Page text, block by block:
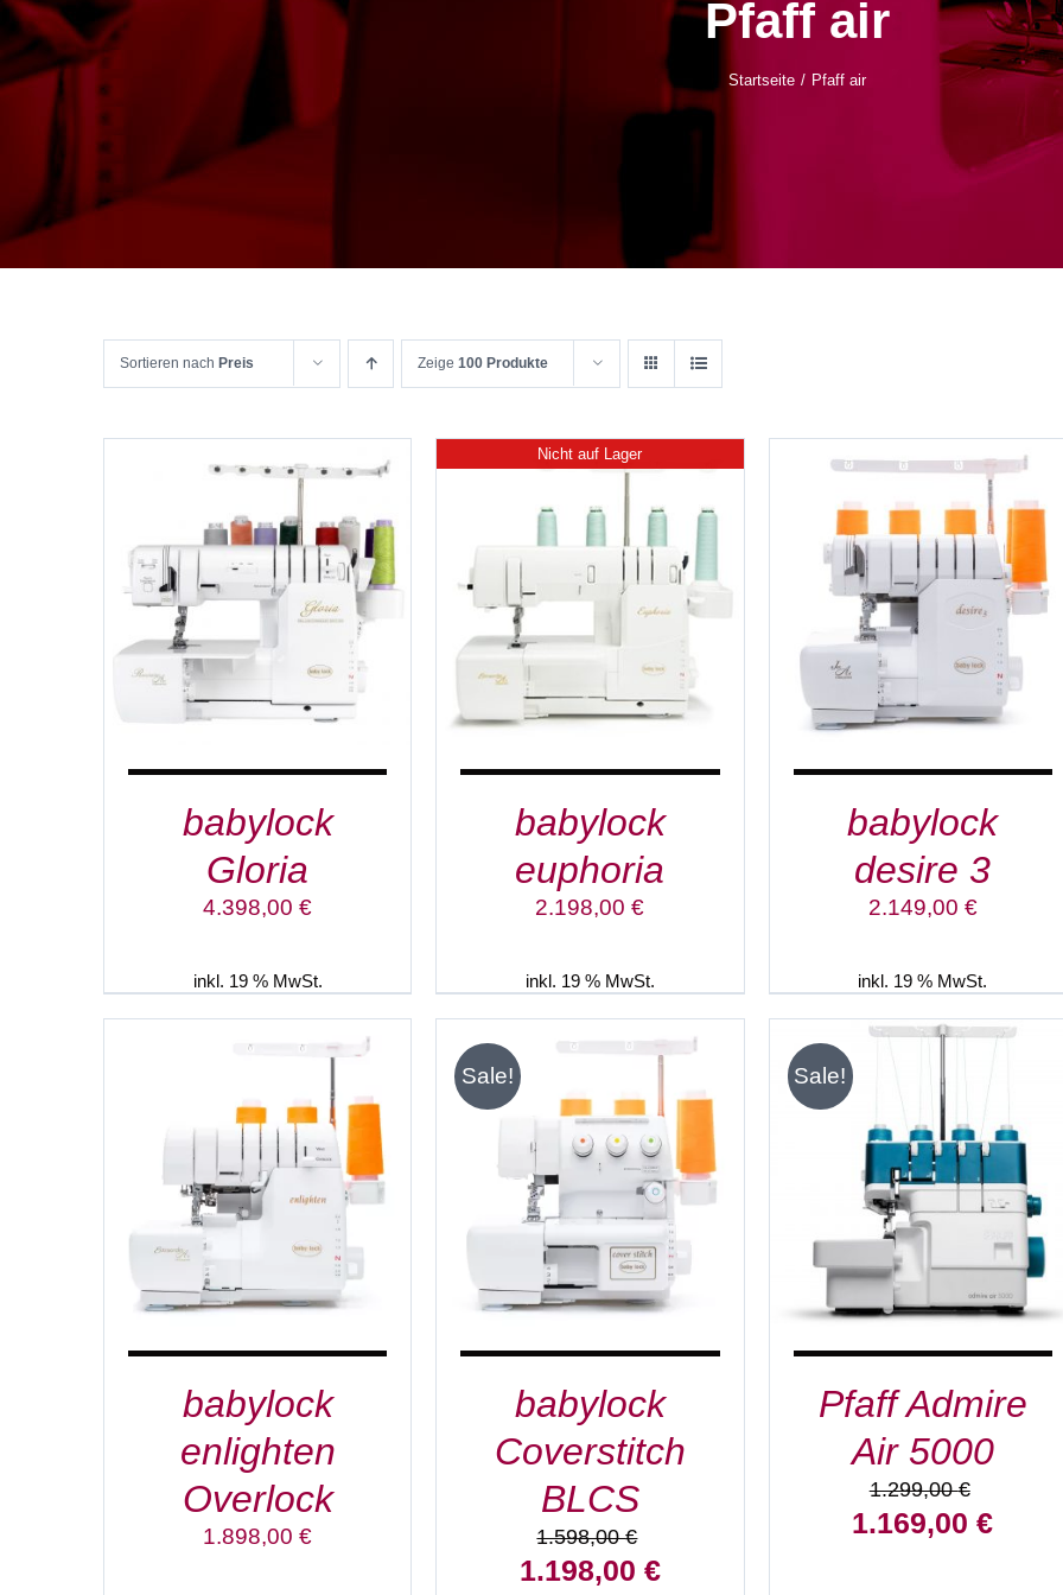
Pfaff air
Startseite Pfaff air
Sortieren nach Preis Zeige 100 Produkte
IN DEN WARENKORB
/
DETAILS
babylock
Gloria
4.398,00€
inkl. 19 % MwSt.
Nicht auf Lager
DETAILS
babylock
euphoria
2.198,00€
inkl. 19 % MwSt.
IN DEN WARENKORB
/
DETAILS
babylock
desire 3
2.149,00 €
inkl. 19 % MwSt.
IN DEN WARENKORB
/
DETAILS
babylock
enlighten
Overlock
1.898,00€
Sale!
IN DEN WARENKORB
/
DETAILS
babylock
Coverstitch
BLCS
1.598,00€
Ursprünglicher
1.198,00 €Aktueller
Sale!
IN DEN WARENKORB
DETAILS
Pfaff Admire
Air 5000
1.299,00€
Ursprünglicher
1.169,00€